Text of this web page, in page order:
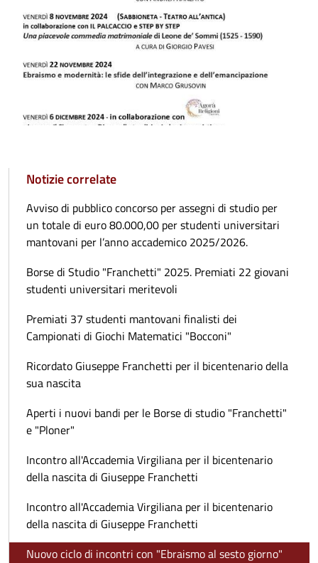
Notizie correlate
Avviso di pubblico concorso per assegni di studio per
un totale di euro 80.000,00 per studenti universitari
mantovani per l’anno accademico 2025/2026.
Borse di Studio "Franchetti" 2025. Premiati 22 giovani
studenti universitari meritevoli
Premiati 37 studenti mantovani finalisti dei
Campionati di Giochi Matematici "Bocconi"
Ricordato Giuseppe Franchetti per il bicentenario della
sua nascita
Aperti i nuovi bandi per le Borse di studio "Franchetti"
e "Ploner"
Incontro all'Accademia Virgiliana per il bicentenario
della nascita di Giuseppe Franchetti
Incontro all'Accademia Virgiliana per il bicentenario
della nascita di Giuseppe Franchetti
Nuovo ciclo di incontri con "Ebraismo al sesto giorno"